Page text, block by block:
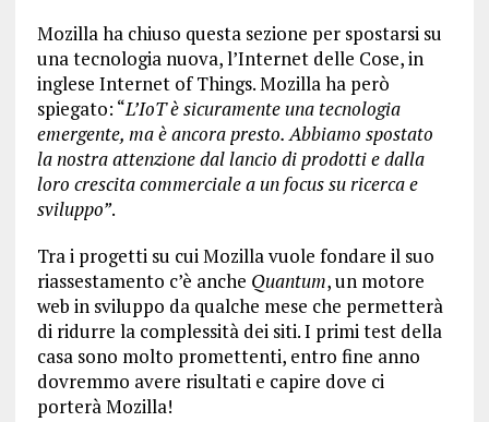
Mozilla ha chiuso questa sezione per spostarsi su
una tecnologia nuova, l’Internet delle Cose, in
inglese Internet of Things. Mozilla ha però
spiegato: “L’IoT è sicuramente una tecnologia
emergente, ma è ancora presto. Abbiamo spostato
la nostra attenzione dal lancio di prodotti e dalla
loro crescita commerciale a un focus su ricerca e
sviluppo”.
Tra i progetti su cui Mozilla vuole fondare il suo
riassestamento c’è anche Quantum, un motore
web in sviluppo da qualche mese che permetterà
di ridurre la complessità dei siti. I primi test della
casa sono molto promettenti, entro fine anno
dovremmo avere risultati e capire dove ci
porterà Mozilla!